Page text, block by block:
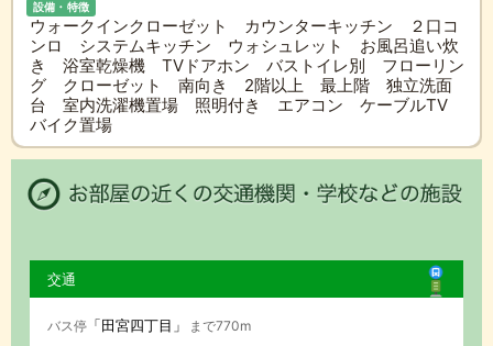
設備・特徴
ウォークインクローゼット カウンターキッチン ２口コ
ンロ システムキッチン ウォシュレット お風呂追い炊
き 浴室乾燥機 TVドアホン バストイレ別 フローリン
グ クローゼット 南向き 2階以上 最上階 独立洗面
台 室内洗濯機置場 照明付き エアコン ケーブルTV
バイク置場
交通
バス停「田宮四丁目」
まで770m